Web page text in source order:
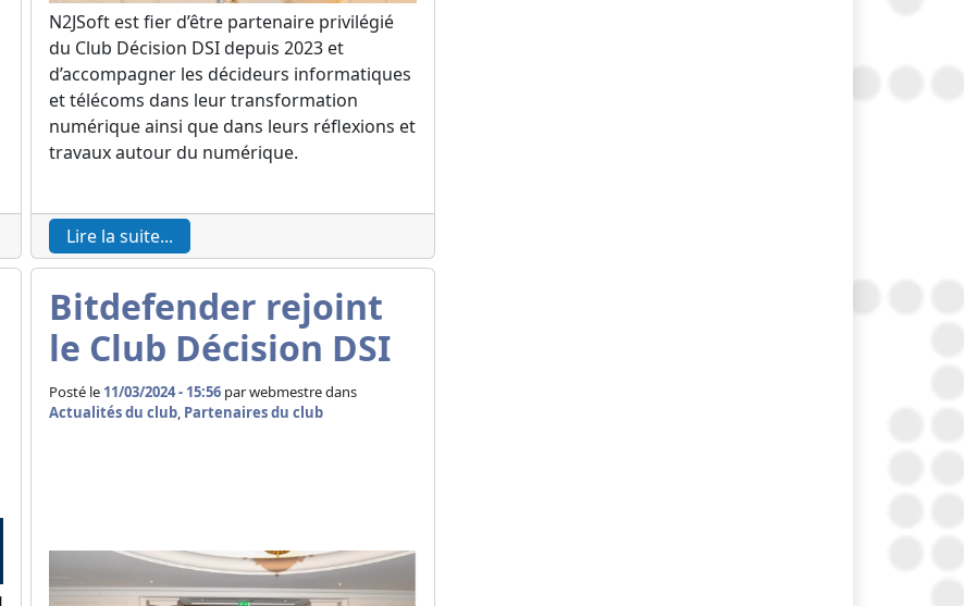
N2JSoft est fier d’être partenaire privilégié
du Club Décision DSI depuis 2023 et
d’accompagner les décideurs informatiques
et télécoms dans leur transformation
numérique ainsi que dans leurs réflexions et
travaux autour du numérique.
Lire la suite...
Bitdefender rejoint
le Club Décision DSI
Posté le 11/03/2024 - 15:56 parwebmestre dans
Actualités du club, Partenaires du club